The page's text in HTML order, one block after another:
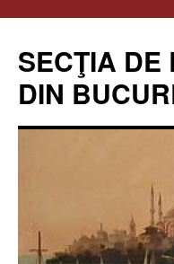
content
SECŢIA DE
DIN